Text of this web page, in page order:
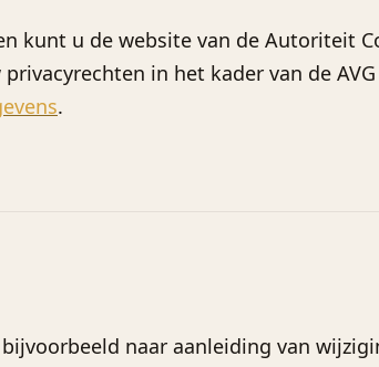
kunt u de website van de Autoriteit
in het kader van de
.
naar aanleiding van